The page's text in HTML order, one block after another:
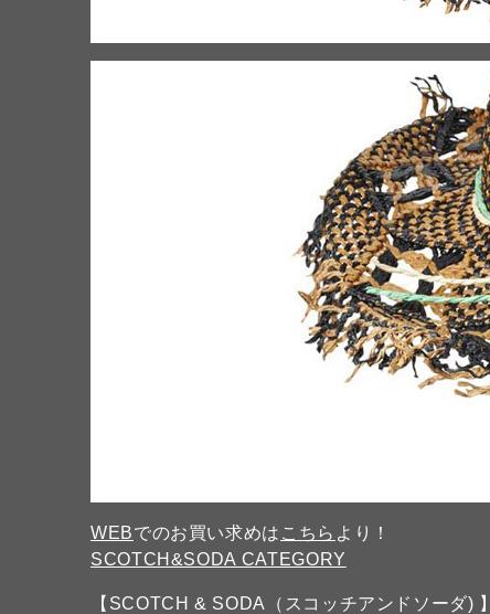
WEBでのお買い求めは こちら より！
SCOTCH&SODA CATEGORY
【SCOTCH & SODA（スコッチアンドソーダ) 】